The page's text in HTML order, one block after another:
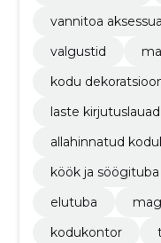
vannitoa
valgustid
kodu
laste kirjutuslauad
allahinnatud
köök ja söögituba
elutuba
kodukontor